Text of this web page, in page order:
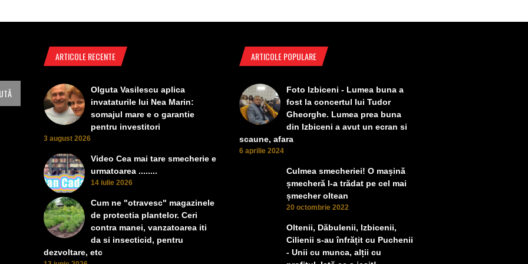
ARTICOLE RECENTE
Olguta Vasilescu aplica
invataturile lui Nea Marin:
somajul mare e o garantie
pentru investitori
3 august 2026
Video Cea mai tare smecherie e
urmatoarea ........
14 iulie 2026
Cum ne "otravesc" magazinele
de protectia plantelor. Ceri
contra manei, vanzatoarea iti
da si insecticid, pentru
dezvoltare, etc
ARTICOLE POPULARE
Foto Izbiceni - Lumea buna a
fost la concertul lui Tudor
Gheorghe. Lumea prea buna
din Izbiceni a avut un ecran si
scaune, afara
6 aprilie 2024
Culmea smecheriei! O mașină
șmecheră l-a trădat pe cel mai
șmecher oltean
20 octombrie 2022
Oltenii, Dăbulenii, Izbicenii,
Cilienii s-au înfrățit cu Puchenii
- Unii cu munca, alții cu